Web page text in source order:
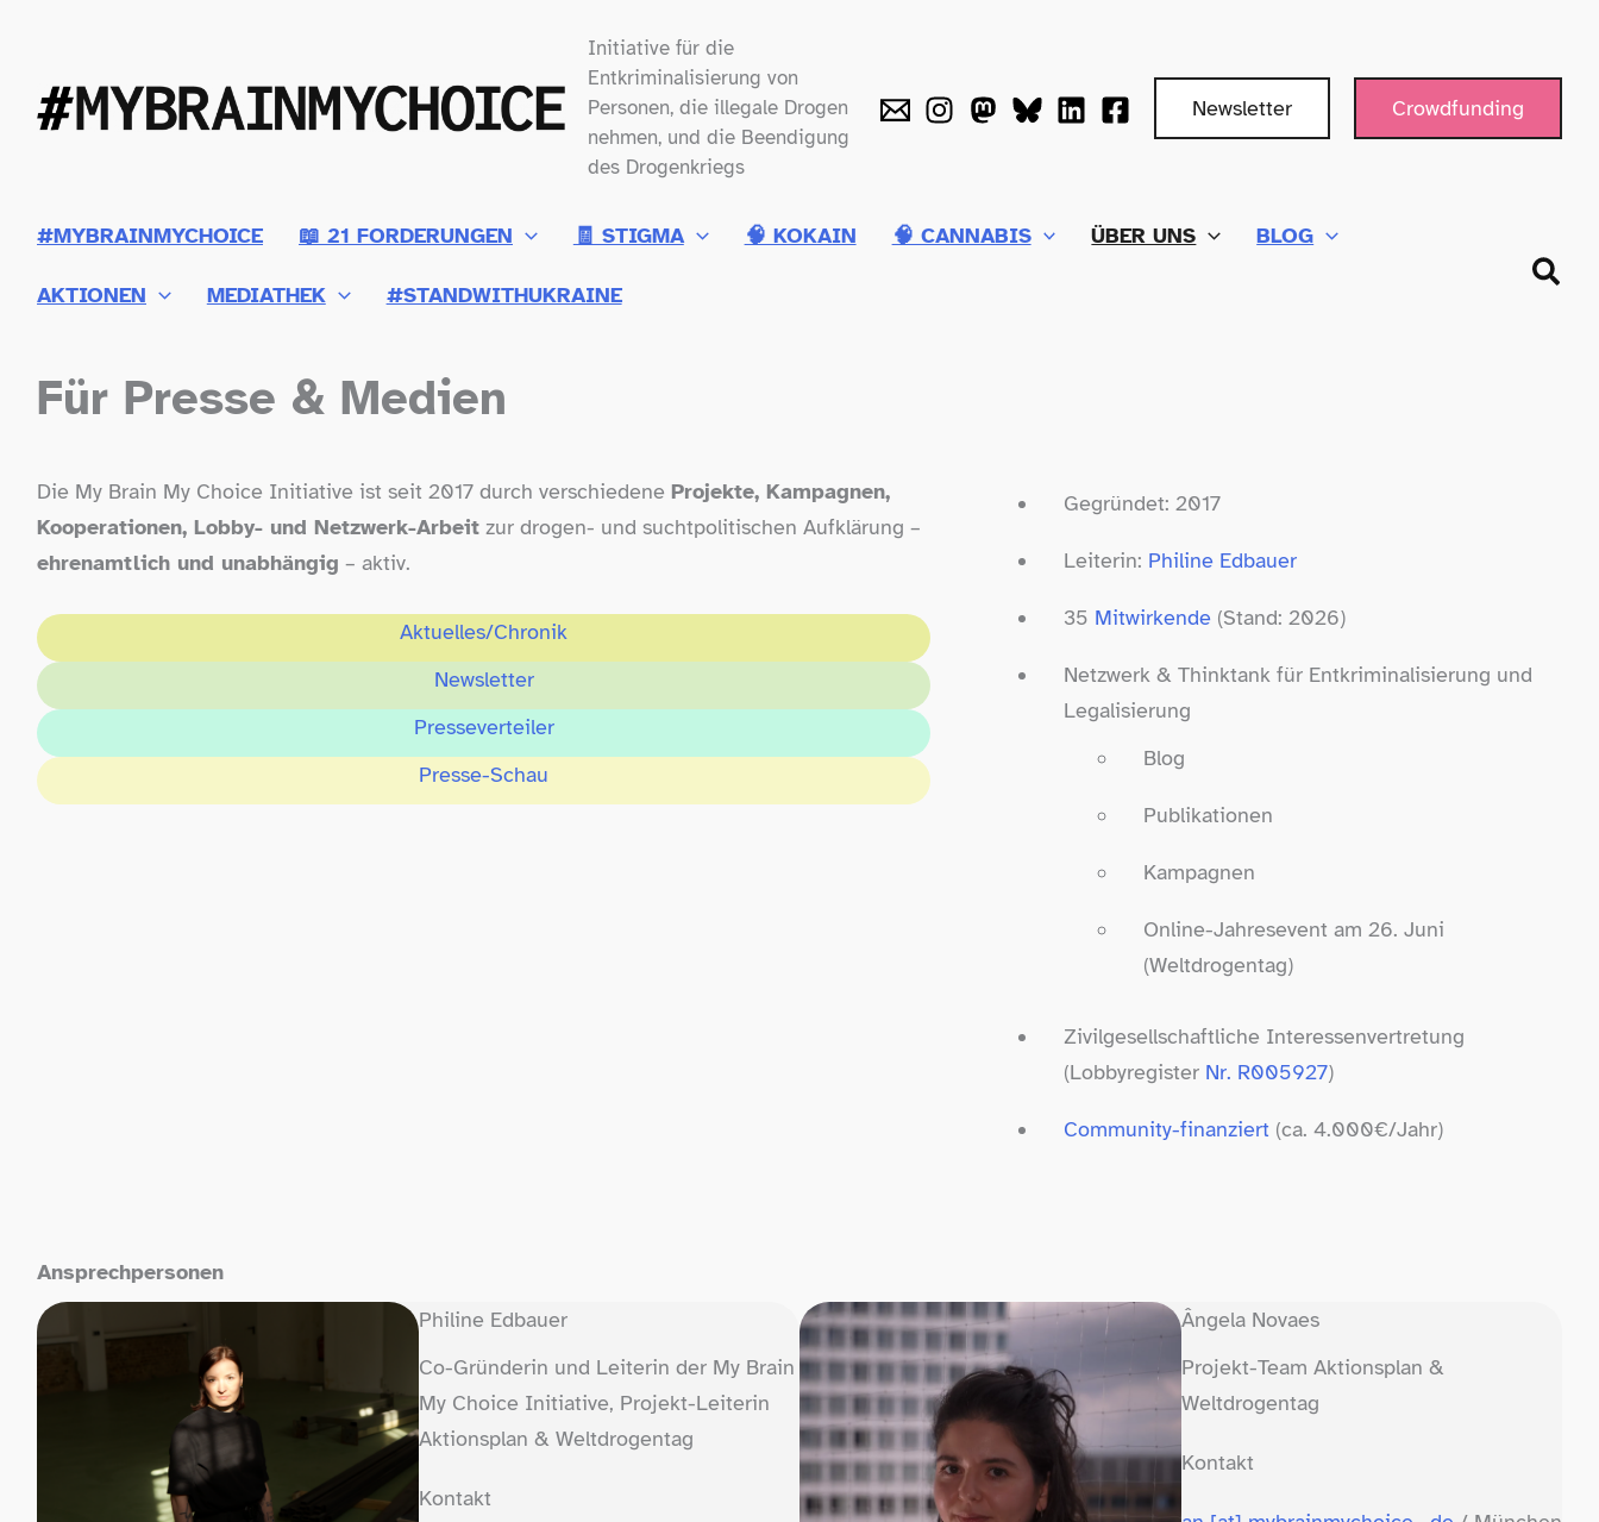
springen
Initiative für die
Entkriminalisierung von
Personen, die illegale Drogen
nehmen, und die Beendigung
des Drogenkriegs
Newsletter Crowdfunding
#MYBRAINMYCHOICE 📖 21 FORDERUNGEN 🧾 STIGMA 🧠 KOKAIN 🧠 CANNABIS ÜBER UNS BLOG
AKTIONEN MEDIATHEK #STANDWITHUKRAINE
Für Presse & Medien
Die My Brain My Choice Initiative ist seit 2017 durch verschiedene Projekte, Kampagnen,
Kooperationen, Lobby- und Netzwerk-​Arbeit zur drogen- und suchtpolitischen Aufklärung –
ehrenamtlich und unabhängig – aktiv.
Aktuelles/​Chronik
Newsletter
Presseverteiler
Presse-​Schau
Gegründet: 2017
Leiterin: Philine Edbauer
35 Mitwirkende (Stand: 2026)
Netzwerk & Thinktank für Entkriminalisierung und
Legalisierung
Blog
Publikationen
Kampagnen
Online-​Jahresevent am 26. Juni
(Weltdrogentag)
Zivilgesellschaftliche Interessenvertretung
(Lobbyregister Nr. R005927)
Community-​finanziert (ca. 4.000€/Jahr)
Ansprechpersonen
Philine Edbauer
Co-​Gründerin und Leiterin der My Brain
My Choice Initiative, Projekt-​Leiterin
Aktionsplan & Weltdrogentag
Kontakt
Ângela Novaes
Projekt-​Team Aktionsplan &
Weltdrogentag
Kontakt